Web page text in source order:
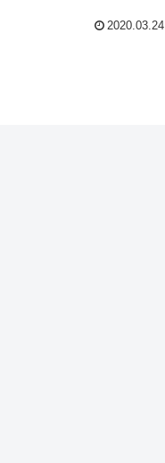
2020.03.24